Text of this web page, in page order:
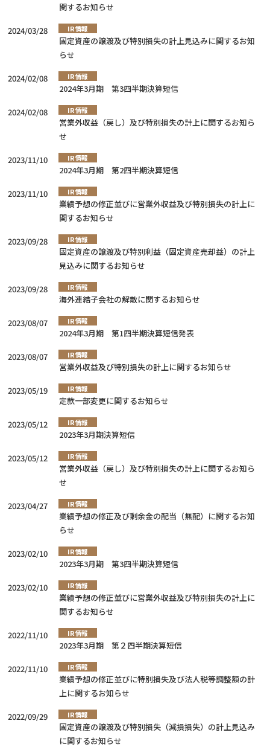
関するお知らせ
2024/03/28 IR情報
固定資産の譲渡及び特別損失の計上見込みに関するお知
らせ
2024/02/08 IR情報
2024年3月期 第3四半期決算短信
2024/02/08 IR情報
営業外収益（戻し）及び特別損失の計上に関するお知ら
せ
2023/11/10 IR情報
2024年3月期 第2四半期決算短信
2023/11/10 IR情報
業績予想の修正並びに営業外収益及び特別損失の計上に
関するお知らせ
2023/09/28 IR情報
固定資産の譲渡及び特別利益（固定資産売却益）の計上
見込みに関するお知らせ
2023/09/28 IR情報
海外連結子会社の解散に関するお知らせ
2023/08/07 IR情報
2024年3月期 第1四半期決算短信発表
2023/08/07 IR情報
営業外収益及び特別損失の計上に関するお知らせ
2023/05/19 IR情報
定款一部変更に関するお知らせ
2023/05/12 IR情報
2023年3月期決算短信
2023/05/12 IR情報
営業外収益（戻し）及び特別損失の計上に関するお知ら
せ
2023/04/27 IR情報
業績予想の修正及び剰余金の配当（無配）に関するお知
らせ
2023/02/10 IR情報
2023年3月期 第3四半期決算短信
2023/02/10 IR情報
業績予想の修正並びに営業外収益及び特別損失の計上に
関するお知らせ
2022/11/10 IR情報
2023年3月期 第２四半期決算短信
2022/11/10 IR情報
業績予想の修正並びに特別損失及び法人税等調整額の計
上に関するお知らせ
2022/09/29 IR情報
固定資産の譲渡及び特別損失（減損損失）の計上見込み
に関するお知らせ